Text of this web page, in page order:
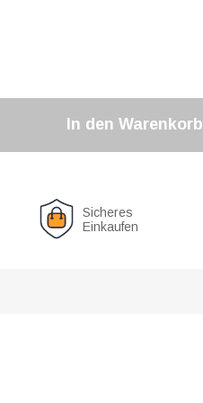
In den Warenkorb
Sicheres
Einkaufen